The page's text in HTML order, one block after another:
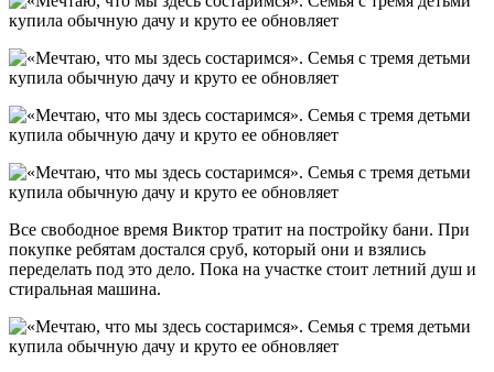
Все свободное время Виктор тратит на постройку бани. При
покупке ребятам достался сруб, который они и взялись
переделать под это дело. Пока на участке стоит летний душ и
стиральная машина.